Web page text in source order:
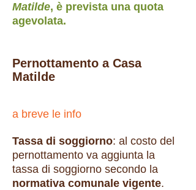
Matilde, è prevista una quota
agevolata.
Pernottamento a Casa
Matilde
​a breve le info
Tassa di soggiorno: al costo del
pernottamento va aggiunta la
tassa di soggiorno secondo la
normativa comunale vigente.